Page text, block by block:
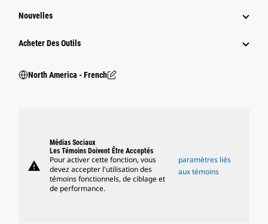
Nouvelles
Acheter Des Outils
North America - French
warning
Médias Sociaux
Les Témoins Doivent Être Acceptés
Pour activer cette fonction, vous
devez accepter l'utilisation des
témoins fonctionnels, de ciblage et
de performance.
paramètres liés
aux témoins